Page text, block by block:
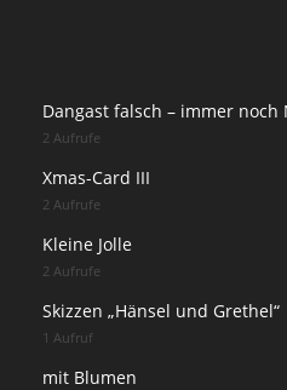
Dangast falsch – immer noch
2 Aufrufe
Xmas-Card III
2 Aufrufe
Kleine Jolle
2 Aufrufe
Skizzen „Hänsel und Grethel“
1 Aufruf
mit Blumen